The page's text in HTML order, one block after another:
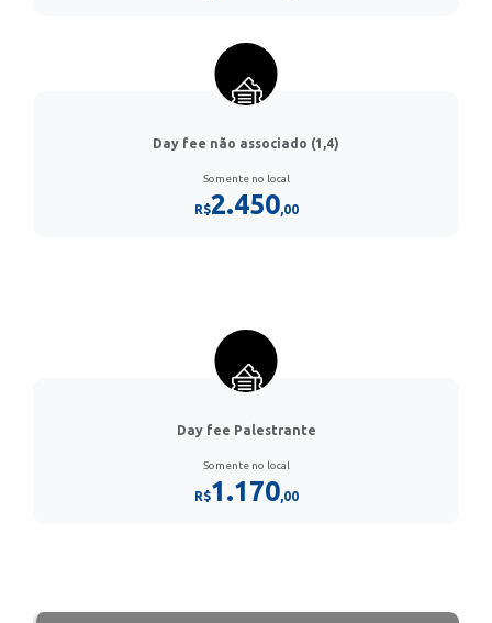
Day fee não associado (1,4)
Somente no local
R$2.450,00
Day fee Palestrante
Somente no local
R$1.170,00